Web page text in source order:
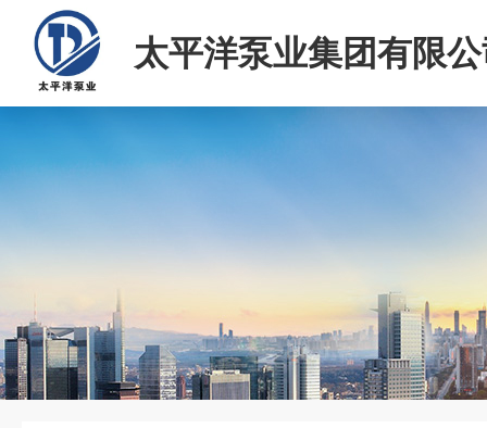
太平洋泵业集团有限